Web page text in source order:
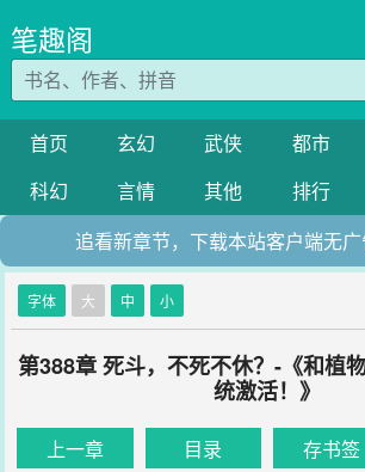
笔趣阁
首页 玄幻 武侠 都市
科幻
言情 其他 排行
追看新章节，下载本站客户端无
字体 大 中 小
第388章 死斗，不死不休？-《和植
统激活！》
上一章 目录 存书签